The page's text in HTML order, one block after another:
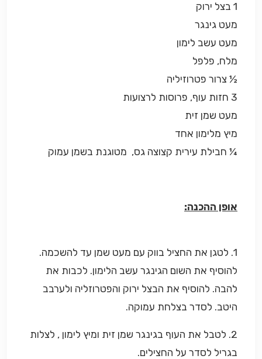
1 בצל ירוק
מעט גינגר
מעט עשב לימון
מלח, פלפל
½ צרור פטרוזיליה
3 חזות עוף, פרוסות לרצועות
מעט שמן זית
מיץ מלימון אחד
¼ חבילת עירית קצוצה גס, מטוגנת בשמן עמוק
אופן ההכנה:
1. לטגן את החציל בווק עם מעט שמן עד להשכמה.
להוסיף את השום הגינגר עשב הלימון. לכבות את
להבה. להוסיף את הבצל ירוק והפטרוזליה ולערבב
היטב. לסדר בצלחת עמוקה.
2. לטבל את העוף בגינגר שמן זית ומיץ לימון , לצלות
בגריל לסדר על החצילים.